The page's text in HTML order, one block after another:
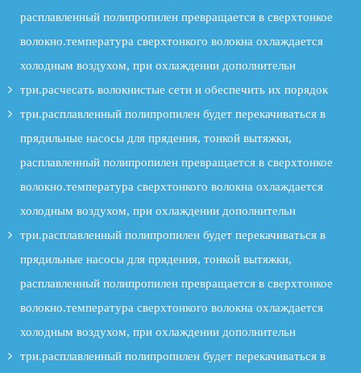
расплавленный полипропилен превращается в сверхтонкое
волокно.температура сверхтонкого волокна охлаждается
холодным воздухом, при охлаждении дополнительн
три.расчесать волокнистые сети и обеспечить их порядок
три.расплавленный полипропилен будет перекачиваться в
прядильные насосы для прядения, тонкой вытяжки,
расплавленный полипропилен превращается в сверхтонкое
волокно.температура сверхтонкого волокна охлаждается
холодным воздухом, при охлаждении дополнительн
три.расплавленный полипропилен будет перекачиваться в
прядильные насосы для прядения, тонкой вытяжки,
расплавленный полипропилен превращается в сверхтонкое
волокно.температура сверхтонкого волокна охлаждается
холодным воздухом, при охлаждении дополнительн
три.расплавленный полипропилен будет перекачиваться в